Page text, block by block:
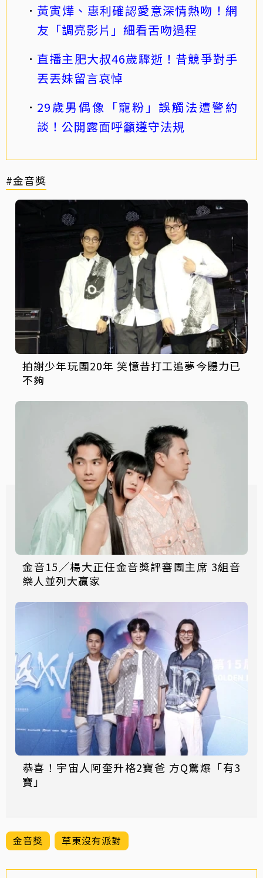
黃寅燁、惠利確認愛意深情熱吻！網
友「調亮影片」細看舌吻過程
直播主肥大叔46歲驟逝！昔競爭對手
丟丟妹留言哀悼
29歲男偶像「寵粉」誤觸法遭警約
談！公開露面呼籲遵守法規
#金音獎
拍謝少年玩團20年 笑憶昔打工追夢今體力已
不夠
金音15／楊大正任金音獎評審團主席 3組音
樂人並列大贏家
恭喜！宇宙人阿奎升格2寶爸 方Q驚爆「有3
寶」
金音獎 草東沒有派對